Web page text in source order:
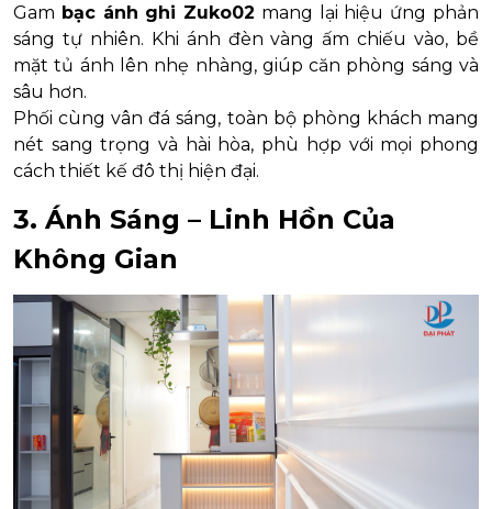
Gam bạc ánh ghi Zuko02 mang lại hiệu ứng phản
sáng tự nhiên. Khi ánh đèn vàng ấm chiếu vào, bề
mặt tủ ánh lên nhẹ nhàng, giúp căn phòng sáng và
sâu hơn.
Phối cùng vân đá sáng, toàn bộ phòng khách mang
nét sang trọng và hài hòa, phù hợp với mọi phong
cách thiết kế đô thị hiện đại.
3. Ánh Sáng – Linh Hồn Của
Không Gian